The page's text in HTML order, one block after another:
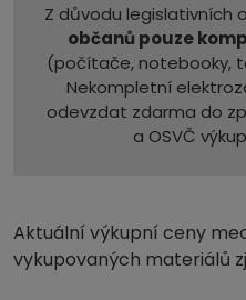
Z důvodu legislativních
občanů pouze
(počítače, notebooky,
Nekompletní
odevzdat zdarma do
a OSVČ
Aktuální výkupní ceny
vykupovaných materiálů